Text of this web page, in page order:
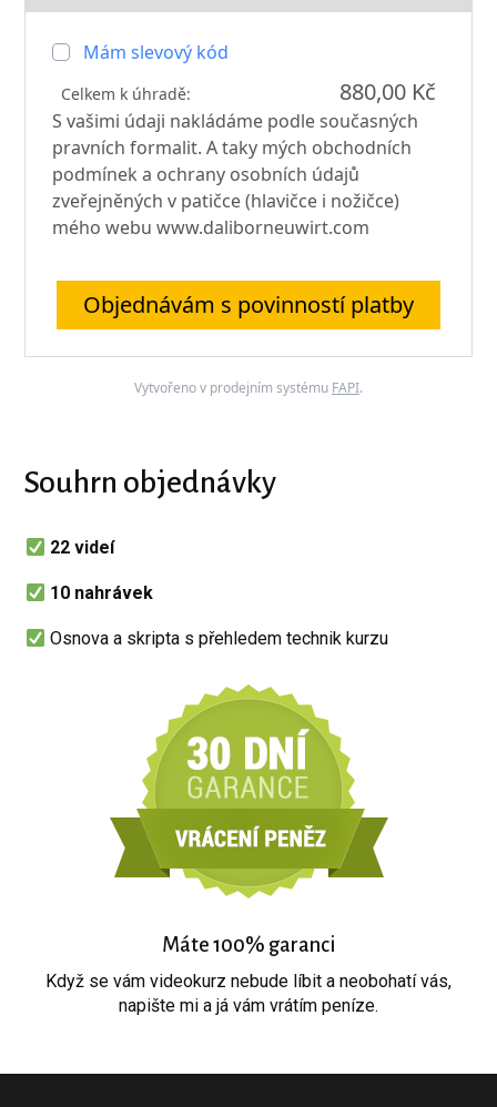
Mám slevový kód
Celkem k úhradě: 880,00 Kč
S vašimi údaji nakládáme podle současných
pravních formalit. A taky mých obchodních
podmínek a ochrany osobních údajů
zveřejněných v patičce (hlavičce i nožičce)
mého webu www.daliborneuwirt.com
Objednávám s povinností platby
Vytvořeno v prodejním systému FAPI.
Souhrn objednávky
22 videí
10 nahrávek
Osnova a skripta s přehledem technik kurzu
Máte 100% garanci
Když se vám videokurz nebude líbit a neobohatí vás,
napište mi a já vám vrátím peníze.